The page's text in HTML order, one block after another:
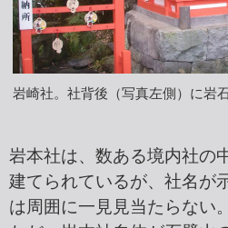
岩崎社。社背後（写真左側）に岩
岩本社は、数ある境内社の
建てられているが、社名が
は周囲に一見見当たらない。